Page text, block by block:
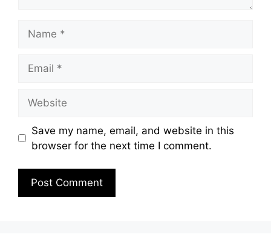
Save my name, email, and website in this
browser for the next time I comment.